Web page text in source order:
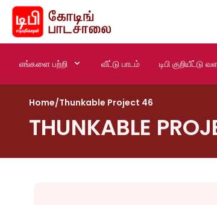
எங்களை பற்றி வீட்டு பாடம் டிபி குறியீட்டு
Home/Thunkable Project 46
THUNKABLE